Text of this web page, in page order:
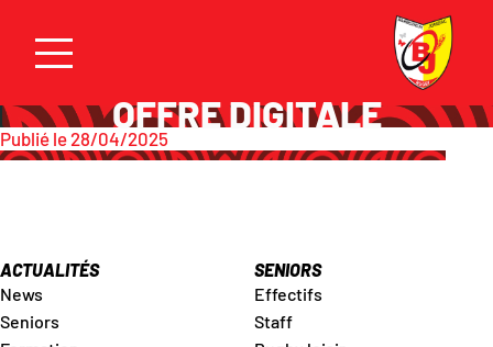
OFFRE DIGITALE
Publié le 28/04/2025
ACTUALITÉS
News
Seniors
SENIORS
Effectifs
Staff